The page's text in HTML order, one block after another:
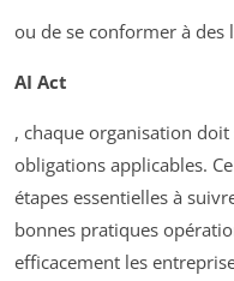
ou de se conformer à des
AI Act
, chaque organisation doit
obligations applicables.
étapes essentielles à
bonnes pratiques
efficacement les